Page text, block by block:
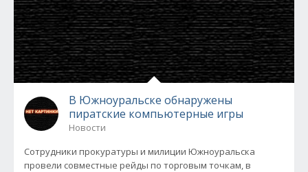
В Южноуральске обнаружены
пиратские компьютерные игры
Новости
Сотрудники прокуратуры и милиции Южноуральска
провели совместные рейды по торговым точкам, в